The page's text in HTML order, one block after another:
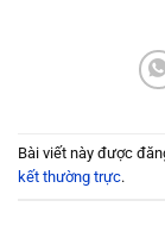
Bài viết này được
kết thường trực.